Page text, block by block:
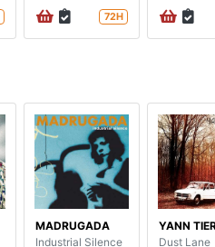
72H
MADRUGADA
Industrial Silence
YANN
Dust Lane